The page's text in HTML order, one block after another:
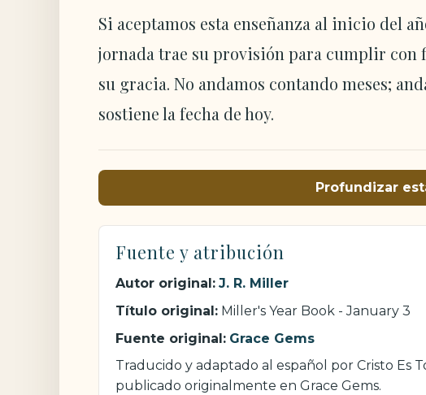
Si aceptamos esta enseñanza al inicio del
jornada trae su provisión para cumplir con
su gracia. No andamos contando meses;
sostiene la fecha de hoy.
Profundizar
Fuente y atribución
Autor original: J. R. Miller
Título original: Miller's Year Book - January 3
Fuente original: Grace Gems
Traducido y adaptado al español por Cristo Es
publicado originalmente en Grace Gems.